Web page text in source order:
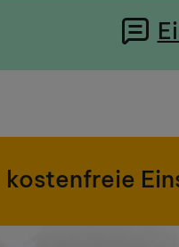
kostenfreie